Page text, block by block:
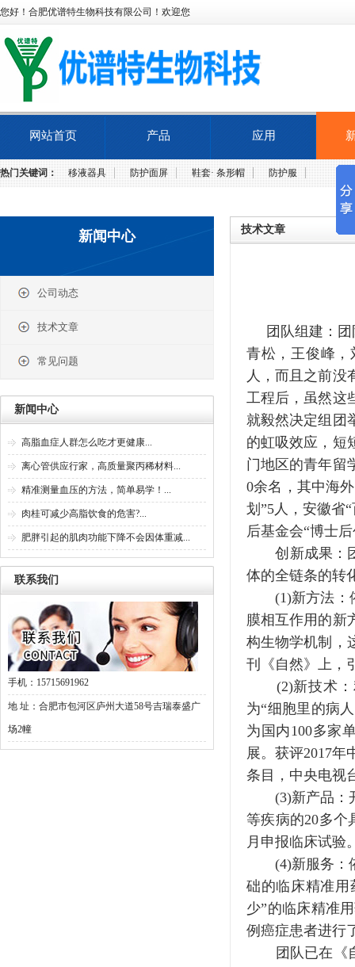
您好！合肥优谱特生物科技有限公司！欢迎您
网站首页 产品 应用
热门关键词： 移液器具 防护面屏 鞋套· 条形帽 防护服
新闻中心
公司动态
技术文章
常见问题
新闻中心
高脂血症人群怎么吃才更健康...
离心管供应行家，高质量聚丙稀材料...
精准测量血压的方法，简单易学！...
肉桂可减少高脂饮食的危害?...
肥胖引起的肌肉功能下降不会因体重减...
联系我们
手机：15715691962
地 址：合肥市包河区庐州大道58号吉瑞泰盛广
场2幢
技术文章
团队组建：团
青松，王俊峰
人，而且之前没
工程后，虽然这
就毅然决定组团
的虹吸效应，短
门地区的青年留
0余名，其中海
划”5人，安徽省
后基金会“博士
创新成果：团
体的全链条的转
(1)新方法：依
膜相互作用的新
构生物学机制，
刊《自然》上，
(2)新技术：利
为“细胞里的病
为国内100多家
展。获评2017年
条目，中央电视
(3)新产品：开
等疾病的20多个
月申报临床试验
(4)新服务：依
础的临床精准用
少”的临床精准
例癌症患者进行
团队已在《自